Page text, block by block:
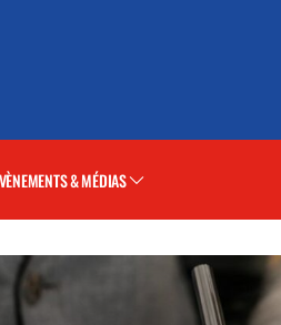
& MÉDIAS